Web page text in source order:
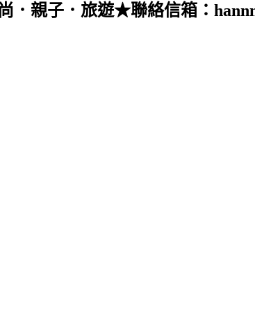
．親子．旅遊★聯絡信箱：